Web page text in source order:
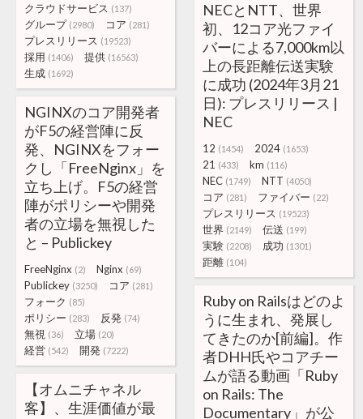
クラウドサービス (137)
グループ (2980) コア (281)
プレスリリース (19523)
採用 (1406) 提供 (16563)
生成 (1692)
NECとNTT、世界
初、12コア光ファイ
バーによる7,000km以
上の長距離伝送実験
に成功 (2024年3月21
日): プレスリリース |
NEC
12 (1454) 2024 (1653)
21 (433) km (116)
NEC (1749) NTT (4050)
コア (281) ファイバー (22)
プレスリリース (19523)
世界 (2149) 伝送 (199)
実験 (2208) 成功 (1301)
距離 (104)
NGINXのコア開発者
がF5の経営陣に反
発、NGINXをフォー
クし「FreeNginx」を
立ち上げ。F5の経営
陣がポリシーや開発
者の立場を無視した
と – Publickey
FreeNginx (2) Nginx (69)
Publickey (3250) コア (281)
フォーク (85)
ポリシー (283) 反発 (74)
無視 (36) 立場 (20)
経営 (542) 開発 (7222)
Ruby on Railsはどのよ
うに生まれ、発展し
てきたのか[前編]。作
者DHH氏やコアチー
ムが語る動画「Ruby
on Rails: The
Documentary」が公
【オムニチャネル
客】、生涯価値が最